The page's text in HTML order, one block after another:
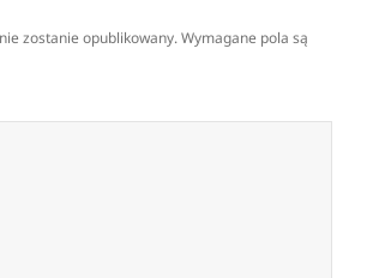
zostanie opublikowany. Wymagane pola są